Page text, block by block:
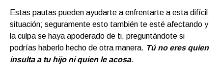
Estas pautas pueden ayudarte a enfrentarte a esta difícil
situación; seguramente esto también te esté afectando y
la culpa se haya apoderado de ti, preguntándote si
podrías haberlo hecho de otra manera. Tú no eres quien
insulta a tu hijo ni quien le acosa.